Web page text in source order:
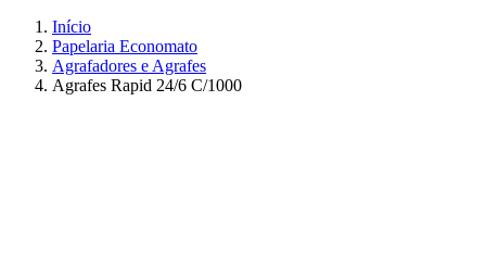
Início
Papelaria Economato
Agrafadores e Agrafes
Agrafes Rapid 24/6 C/1000